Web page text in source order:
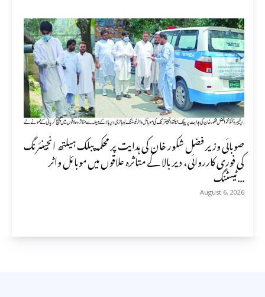
صوبائی وزیر فضل شکور خان کی ہدایت پر محکمہ پبلک ہیلتھ انجینئرنگ
کی فوری کارروائی، دیر بالا کے متاثرہ علاقوں میں موبائل واٹر
ٹیسٹنگ...
August 6, 2026